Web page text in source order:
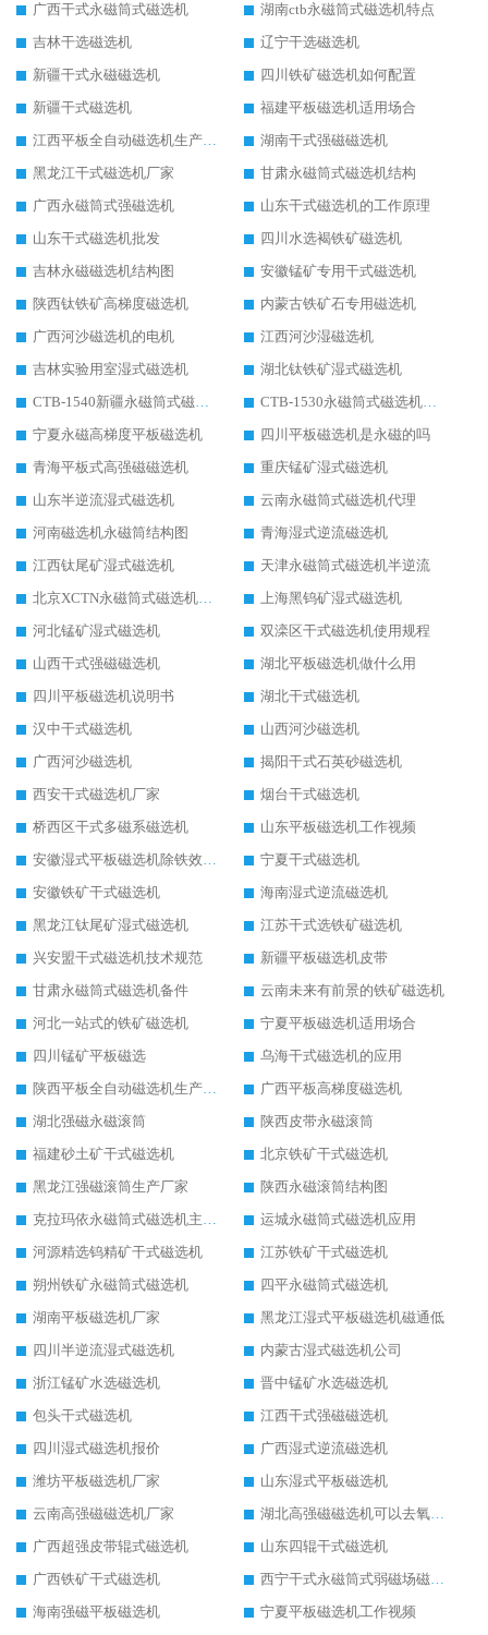
广西干式永磁筒式磁选机
湖南ctb永磁筒式磁选机特点
吉林干选磁选机
辽宁干选磁选机
新疆干式永磁磁选机
四川铁矿磁选机如何配置
新疆干式磁选机
福建平板磁选机适用场合
江西平板全自动磁选机生产厂家
湖南干式强磁磁选机
黑龙江干式磁选机厂家
甘肃永磁筒式磁选机结构
广西永磁筒式强磁选机
山东干式磁选机的工作原理
山东干式磁选机批发
四川水选褐铁矿磁选机
吉林永磁磁选机结构图
安徽锰矿专用干式磁选机
陕西钛铁矿高梯度磁选机
内蒙古铁矿石专用磁选机
广西河沙磁选机的电机
江西河沙湿磁选机
吉林实验用室湿式磁选机
湖北钛铁矿湿式磁选机
CTB-1540新疆永磁筒式磁选机
CTB-1530永磁筒式磁选机代理商
宁夏永磁高梯度平板磁选机
四川平板磁选机是永磁的吗
青海平板式高强磁磁选机
重庆锰矿湿式磁选机
山东半逆流湿式磁选机
云南永磁筒式磁选机代理
河南磁选机永磁筒结构图
青海湿式逆流磁选机
江西钛尾矿湿式磁选机
天津永磁筒式磁选机半逆流
北京XCTN永磁筒式磁选机磁块位置
上海黑钨矿湿式磁选机
河北锰矿湿式磁选机
双滦区干式磁选机使用规程
山西干式强磁磁选机
湖北平板磁选机做什么用
四川平板磁选机说明书
湖北干式磁选机
汉中干式磁选机
山西河沙磁选机
广西河沙磁选机
揭阳干式石英砂磁选机
西安干式磁选机厂家
烟台干式磁选机
桥西区干式多磁系磁选机
山东平板磁选机工作视频
安徽湿式平板磁选机除铁效果怎么样
宁夏干式磁选机
安徽铁矿干式磁选机
海南湿式逆流磁选机
黑龙江钛尾矿湿式磁选机
江苏干式选铁矿磁选机
兴安盟干式磁选机技术规范
新疆平板磁选机皮带
甘肃永磁筒式磁选机备件
云南未来有前景的铁矿磁选机
河北一站式的铁矿磁选机
宁夏平板磁选机适用场合
四川锰矿平板磁选
乌海干式磁选机的应用
陕西平板全自动磁选机生产厂家
广西平板高梯度磁选机
湖北强磁永磁滚筒
陕西皮带永磁滚筒
福建砂土矿干式磁选机
北京铁矿干式磁选机
黑龙江强磁滚筒生产厂家
陕西永磁滚筒结构图
克拉玛依永磁筒式磁选机主要技术参数
运城永磁筒式磁选机应用
河源精选钨精矿干式磁选机
江苏铁矿干式磁选机
朔州铁矿永磁筒式磁选机
四平永磁筒式磁选机
湖南平板磁选机厂家
黑龙江湿式平板磁选机磁通低
四川半逆流湿式磁选机
内蒙古湿式磁选机公司
浙江锰矿水选磁选机
晋中锰矿水选磁选机
包头干式磁选机
江西干式强磁磁选机
四川湿式磁选机报价
广西湿式逆流磁选机
潍坊平板磁选机厂家
山东湿式平板磁选机
云南高强磁磁选机厂家
湖北高强磁磁选机可以去氧化铝
广西超强皮带辊式磁选机
山东四辊干式磁选机
广西铁矿干式磁选机
西宁干式永磁筒式弱磁场磁选机结构图
海南强磁平板磁选机
宁夏平板磁选机工作视频